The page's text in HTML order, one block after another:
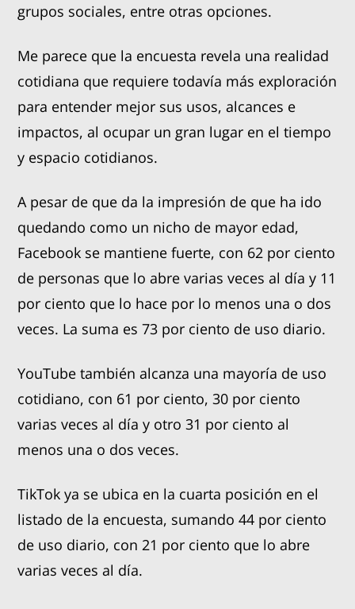
grupos sociales, entre otras opciones.
Me parece que la encuesta revela una realidad
cotidiana que requiere todavía más exploración
para entender mejor sus usos, alcances e
impactos, al ocupar un gran lugar en el tiempo
y espacio cotidianos.
A pesar de que da la impresión de que ha ido
quedando como un nicho de mayor edad,
Facebook se mantiene fuerte, con 62 por ciento
de personas que lo abre varias veces al día y 11
por ciento que lo hace por lo menos una o dos
veces. La suma es 73 por ciento de uso diario.
YouTube también alcanza una mayoría de uso
cotidiano, con 61 por ciento, 30 por ciento
varias veces al día y otro 31 por ciento al
menos una o dos veces.
TikTok ya se ubica en la cuarta posición en el
listado de la encuesta, sumando 44 por ciento
de uso diario, con 21 por ciento que lo abre
varias veces al día.